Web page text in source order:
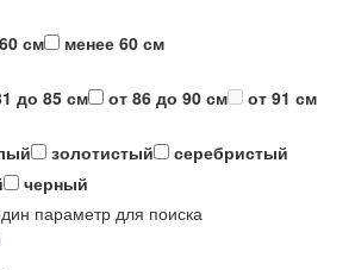
см
менее 60 см
до 85 см от 86 до 90 см
от 91 см
золотистый
серебристый
черный
параметр для поиска